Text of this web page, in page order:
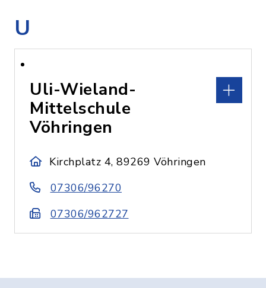
U
Uli-Wieland-
Mittelschule
Vöhringen
Kirchplatz 4, 89269 Vöhringen
07306/96270
07306/962727